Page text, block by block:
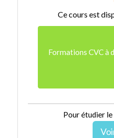
Ce cours est
Formations CVC à
Pour étudier